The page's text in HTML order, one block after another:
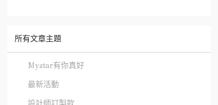
所有文章主題
Mystar有你真好
最新活動